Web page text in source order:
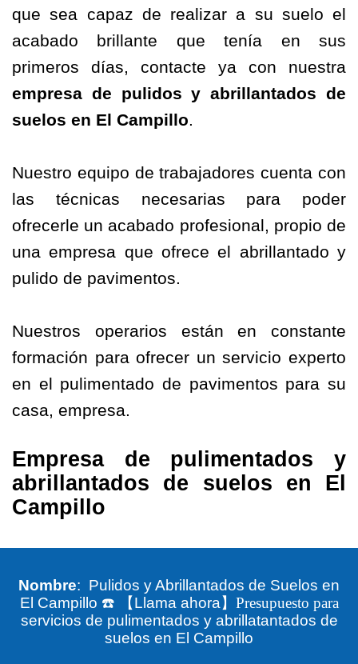
que sea capaz de realizar a su suelo el
acabado brillante que tenía en sus
primeros días, contacte ya con nuestra
empresa de pulidos y abrillantados de
suelos en El Campillo.
Nuestro equipo de trabajadores cuenta con
las técnicas necesarias para poder
ofrecerle un acabado profesional, propio de
una empresa que ofrece el abrillantado y
pulido de pavimentos.
Nuestros operarios están en constante
formación para ofrecer un servicio experto
en el pulimentado de pavimentos para su
casa, empresa.
Empresa de pulimentados y
abrillantados de suelos en El
Campillo
Nombre: Pulidos y Abrillantados de Suelos en
El Campillo ☎️ 【Llama ahora】Presupuesto para
servicios de pulimentados y abrillatantados de
suelos en El Campillo